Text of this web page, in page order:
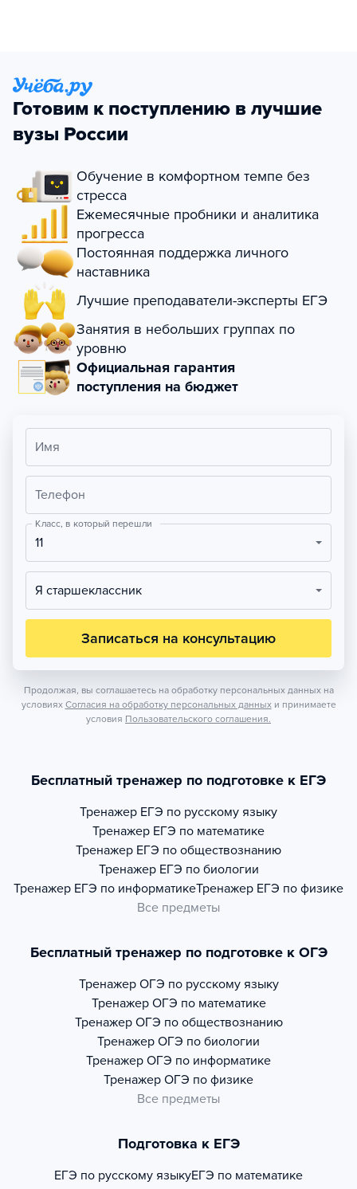
Готовим к поступлению в лучшие
вузы России
Обучение в комфортном темпе без
стресса
Ежемесячные пробники и аналитика
прогресса
Постоянная поддержка личного
наставника
Лучшие преподаватели-эксперты ЕГЭ
Занятия в небольших группах по
уровню
Официальная гарантия
поступления на бюджет
Имя
Телефон
Класс, в который перешли
11
Я старшеклассник
Записаться на консультацию
Продолжая, вы соглашаетесь на обработку персональных данных на
условиях Согласия на обработку персональных данных и принимаете
условия Пользовательского соглашения.
Бесплатный тренажер по подготовке к ЕГЭ
Тренажер ЕГЭ по русскому языку
Тренажер ЕГЭ по математике
Тренажер ЕГЭ по обществознанию
Тренажер ЕГЭ по биологии
Тренажер ЕГЭ по информатикеТренажер ЕГЭ по физике
Все предметы
Бесплатный тренажер по подготовке к ОГЭ
Тренажер ОГЭ по русскому языку
Тренажер ОГЭ по математике
Тренажер ОГЭ по обществознанию
Тренажер ОГЭ по биологии
Тренажер ОГЭ по информатике
Тренажер ОГЭ по физике
Все предметы
Подготовка к ЕГЭ
ЕГЭ по русскому языкуЕГЭ по математике